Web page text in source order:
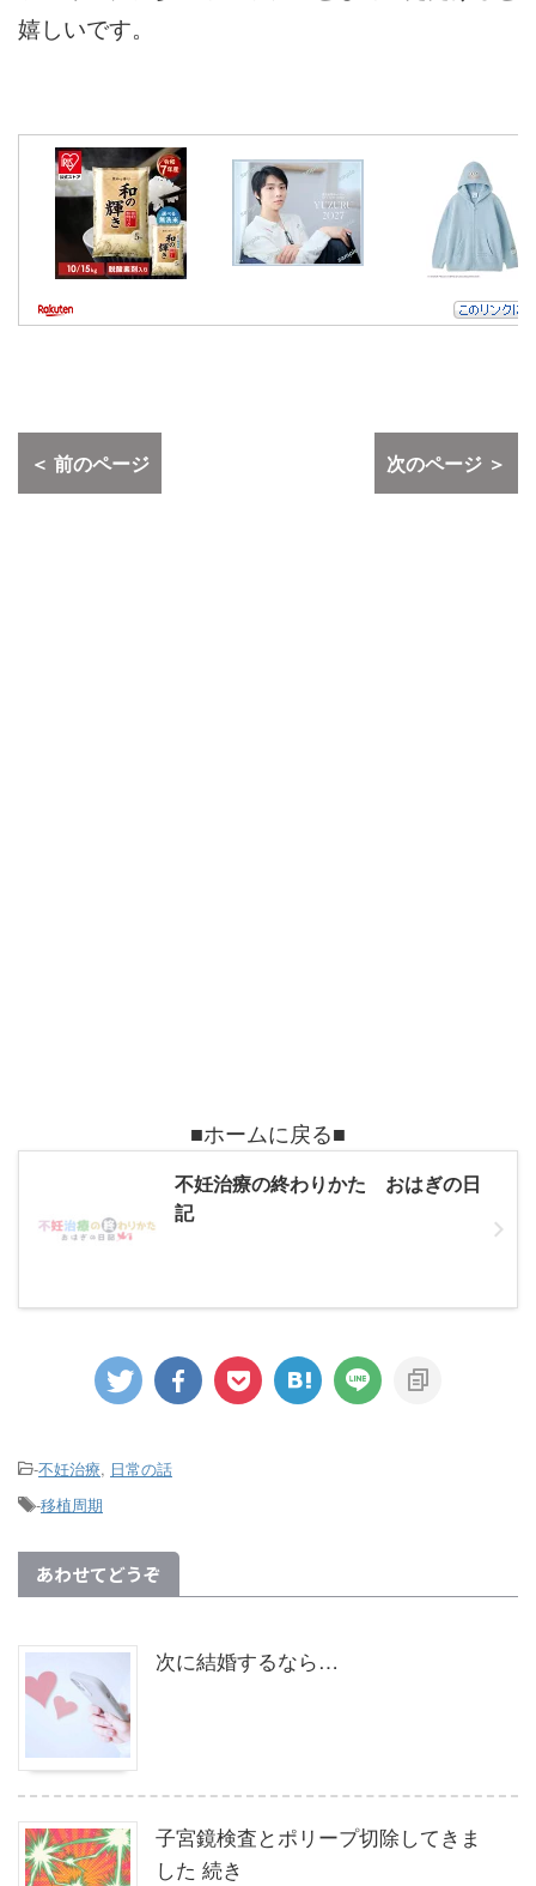
嬉しいです。
＜ 前のページ 次のページ ＞
■ホームに戻る■
不妊治療の終わりかた おはぎの日
記
-不妊治療, 日常の話
-移植周期
あわせてどうぞ
次に結婚するなら…
子宮鏡検査とポリープ切除してきま
した 続き